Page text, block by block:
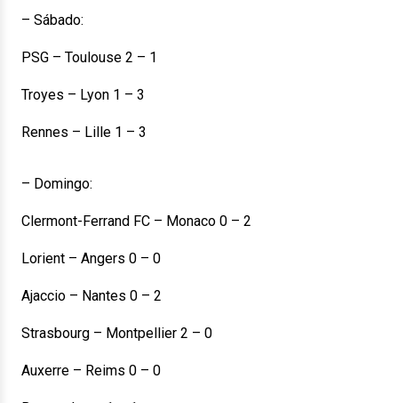
– Sábado:
PSG – Toulouse 2 – 1
Troyes – Lyon 1 – 3
Rennes – Lille 1 – 3
– Domingo:
Clermont-Ferrand FC – Monaco 0 – 2
Lorient – Angers 0 – 0
Ajaccio – Nantes 0 – 2
Strasbourg – Montpellier 2 – 0
Auxerre – Reims 0 – 0